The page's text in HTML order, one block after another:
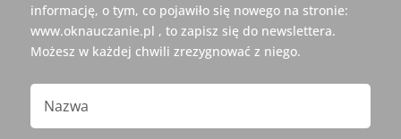
informację, o tym, co pojawiło się nowego na stronie:
www.oknauczanie.pl , to zapisz się do newslettera.
Możesz w każdej chwili zrezygnować z niego.